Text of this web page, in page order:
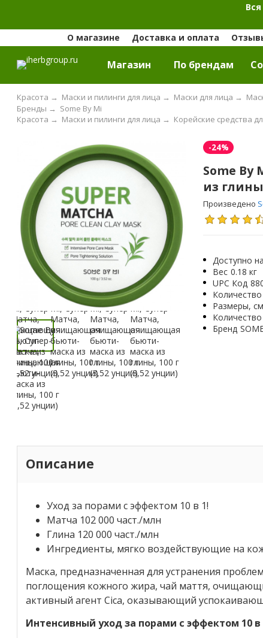
О магазине
Доставка и оплата
Магазин По брендам
Красота → Маски и пилинги для лица → Маски для лица →
Some By Mi
Бренды →
Корейские средства
Маски и пилинги для лица →
Красота →
-24%
Some
из
Произведено
Доступно
Вес 0.18 кг
UPC Код
Размеры, см
Количество
Бренд
Описание
Уход за порами с эффектом 10 в 1!
Матча 102 000 част./млн
Глина 120 000 част./млн
Ингредиенты, мягко воздействующие на
Маска, предназначенная для устранения
поглощения кожного жира, чай маття,
активный агент Cica, оказывающий
Интенсивный уход за порами с эффектом 10 в